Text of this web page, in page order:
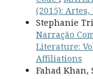
(2015):
Stephanie
Narração
Literature:
Affiliations
Fahad Khan,